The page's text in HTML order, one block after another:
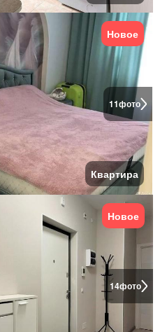
11фото
Новое
Квартира
14фото
Новое